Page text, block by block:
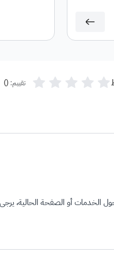
تقييم: (
)
الخدمات أو الصفحة الحالية،